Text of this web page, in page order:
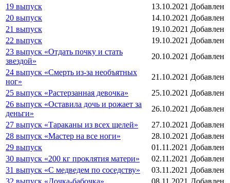
19 выпуск
13.10.2021 Добавлен
20 выпуск
14.10.2021 Добавлен
21 выпуск
19.10.2021 Добавлен
22 выпуск
19.10.2021 Добавлен
23 выпуск «Отдать почку и стать
звездой»
20.10.2021 Добавлен
24 выпуск «Смерть из-за необъятных
ног»
21.10.2021 Добавлен
25 выпуск «Растерзанная девочка»
25.10.2021 Добавлен
26 выпуск «Оставила дочь и рожает за
деньги»
26.10.2021 Добавлен
27 выпуск «Тараканы из всех щелей»
27.10.2021 Добавлен
28 выпуск «Мастер на все ноги»
28.10.2021 Добавлен
29 выпуск
01.11.2021 Добавлен
30 выпуск «200 кг проклятия матери»
02.11.2021 Добавлен
31 выпуск «С медведем по соседству»
03.11.2021 Добавлен
32 выпуск «Дочка-бабочка»
08.11.2021 Добавлен